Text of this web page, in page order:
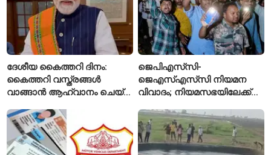
ദേശീയ കൈത്തറി ദിനം:
കൈത്തറി വസ്ത്രങ്ങൾ
വാങ്ങാൻ ആഹ്വാനം ചെയ്ത്
ജെപിഎസ്‌സി-
ജെഎസ്എസ്‌സി നിയമന
വിവാദം; നിയമസഭയിലേക്ക്